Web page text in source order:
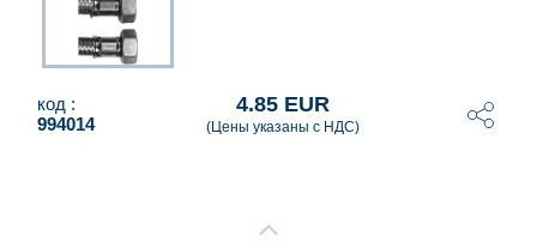
код :
994014
4.85 EUR
(Цены указаны с НДС)